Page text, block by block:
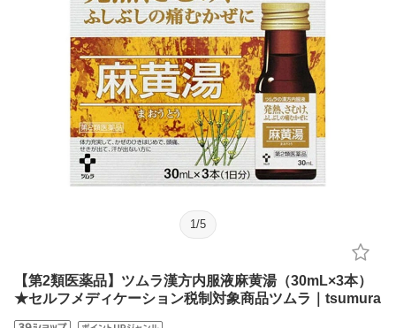
1 /5
【第2類医薬品】ツムラ漢方内服液麻黄湯（30mL×3本）
★セルフメディケーション税制対象商品ツムラ｜tsumura